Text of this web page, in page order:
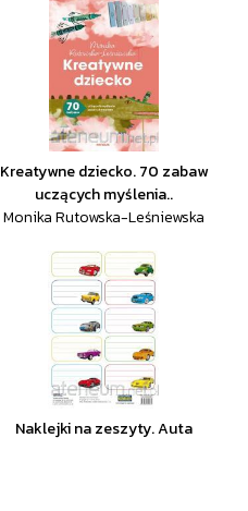
Kreatywne dziecko. 70 zabaw
uczących myślenia..
Monika Rutowska-Leśniewska
Naklejki na zeszyty. Auta